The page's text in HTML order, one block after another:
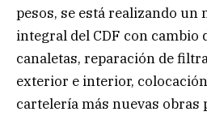
pesos, se está realizando un
integral del CDF con cambio
canaletas, reparación de
exterior e interior,
cartelería más nuevas obras